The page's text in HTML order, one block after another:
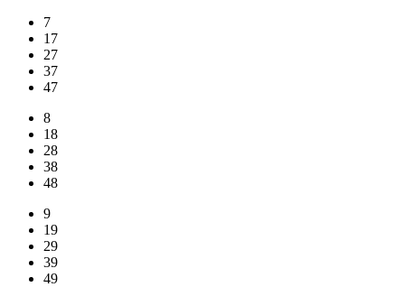
7
17
27
37
47
8
18
28
38
48
9
19
29
39
49